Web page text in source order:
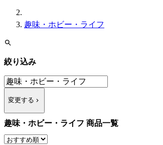
趣味・ホビー・ライフ
絞り込み
変更する
趣味・ホビー・ライフ 商品一覧